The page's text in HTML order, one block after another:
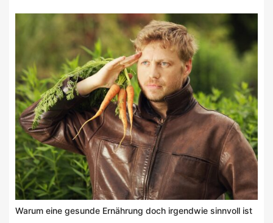
Warum eine gesunde Ernährung doch irgendwie sinnvoll ist